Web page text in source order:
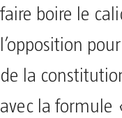
faire boire le
l’opposition
de la
avec la formule